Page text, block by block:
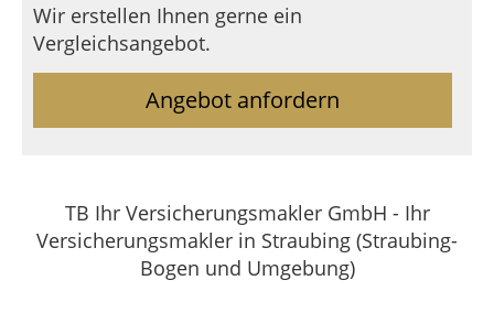
Wir erstellen Ihnen gerne ein
Vergleichsangebot.
Angebot anfordern
TB Ihr Versicherungsmakler GmbH - Ihr
Versicherungsmakler in Straubing (Straubing-
Bogen und Umgebung)